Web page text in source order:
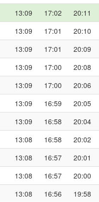
13:09 17:02 20:11
13:09 17:01 20:10
13:09 17:01 20:09
13:09 17:00 20:08
13:09 17:00 20:06
13:09 16:59 20:05
13:09 16:58 20:04
13:08 16:58 20:02
13:08 16:57 20:01
13:08 16:57 20:00
13:08 16:56 19:58